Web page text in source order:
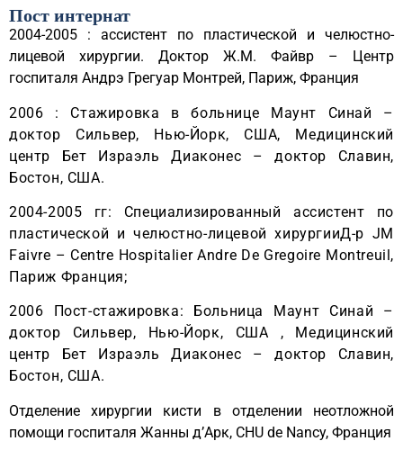
Пост интернат
2004-2005 : ассистент по пластической и челюстно-
лицевой хирургии. Доктор Ж.М. Файвр – Центр
госпиталя Андрэ Грегуар Монтрей, Париж, Франция
2006 : Стажировка в больнице Маунт Синай –
доктор Сильвер, Нью-Йорк, США, Медицинский
центр Бет Израэль Диаконес – доктор Славин,
Бостон, США.
2004-2005 гг: Специализированный ассистент по
пластической и челюстно-лицевой хирургииД-р JM
Faivre – Centre Hospitalier Andre De Gregoire Montreuil,
Париж Франция;
2006 Пост-стажировка: Больница Маунт Синай –
доктор Сильвер, Нью-Йорк, США , Медицинский
центр Бет Израэль Диаконес – доктор Славин,
Бостон, США.
Отделение хирургии кисти в отделении неотложной
помощи госпиталя Жанны д’Арк, CHU de Nancy, Франция